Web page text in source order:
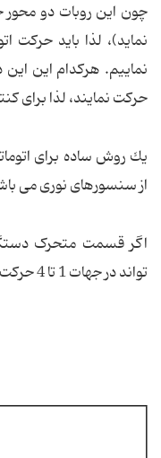
چون این روبات دو
نماید)، لذا باید حرکت
نماییم. هركدام این
حركت نمایند، لذا برای كنترل این
یك روش ساده برای
از سنسورهای نوری می
اگر قسمت متحرک
تواند در جهات 1 تا 4 حركت نماید .